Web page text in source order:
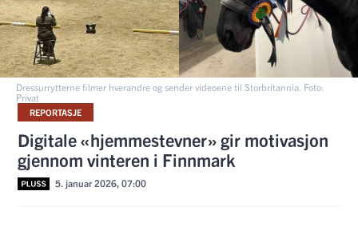
Dressurrytterne filmer hverandre og sender videoene til Storbritannia. Foto:
Privat
REPORTASJE
Digitale «hjemmestevner» gir motivasjon
gjennom vinteren i Finnmark
5. januar 2026, 07:00